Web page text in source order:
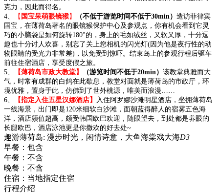
克力，因此而得名。
4、
【 国宝呆萌眼镜猴】 （不低于游览时间不低于30min ） 造访菲律宾
国宝，在薄荷岛著名的眼镜猴保护中心及参观点，你有机会看到它灵
巧的小脑袋是如何旋转180°的，身上的毛如绒丝，又软又厚，十分逗
趣也十分讨人欢喜，别忘了关上您相机的闪光灯(因为他是夜行性的动
物眼睛的受光力非常差)，以免受到惊吓。结束岛上的参观行程后驱车
前往住宿酒店，享受度假之旅。
5、
【薄荷岛市政大教堂】 （游览时间不低于20min ） 该教堂典雅而大
气，时常有成群的白鸽在此歇息，教堂对面就是薄荷岛的市政厅，环
境优雅，置身于此，仿佛到了世外桃源，唯美而浪漫……
6、
【指定入住五星汉娜酒店】
入住阿罗娜沙滩明星酒店，坐拥薄荷岛
一线海景，出门即是120米细软白沙滩，面朝蓝得醉人的宿雾五色海
洋，酒店颜值超高，颇受韩国欧巴欢迎，随眼望去，到处都是养眼的
长腿欧巴，酒店泳池更是你撒欢的好去处~
趣游薄荷岛: 漫步时光，闲情诗意，大鱼海棠戏大海D3
早餐： 包含
午餐： 不含
晚餐： 不含
住宿： 当地指定住宿
行程介绍